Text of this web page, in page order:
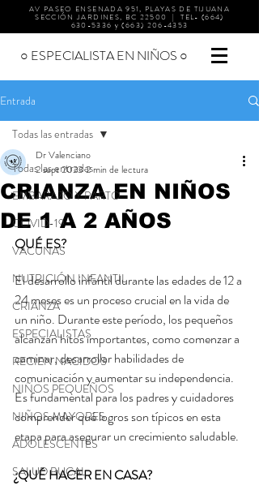
AV PASEO ENSENADA 951, PLAYAS DE TIJUANA
SECCIÓN JARDINES, BC 22500 | TEL- (664)
630-5336 y(663) 206-4353
○ ESPECIALISTA EN NIÑOS ○
Entrada
Todas las entradas
EMBARAZO Y PARTO
COVID-19
VACUNAS
NUTRICIÓN INFANTIL
CRIANZA
ESPECIALISTAS
RECIEN NACIDOS
NIÑOS PEQUEÑOS
NIÑOS MAYORES
ADOLESCENTES
SALUD BUCAL
Todas las entradas
CRIANZA EN NIÑOS
DE 1 A 2 AÑOS
Dr Valenciano
2 sept 20232 min de lectura
QUÉ ES?
El desarrollo infantil durante las edades de 12 a
24 meses es un proceso crucial en la vida de
un niño. Durante este período, los pequeños
alcanzan hitos importantes, como comenzar a
caminar, desarrollar habilidades de
comunicación y aumentar su independencia.
Es fundamental para los padres y cuidadores
comprender qué logros son típicos en esta
etapa para asegurar un crecimiento saludable.
¿QUÉ HACER EN CASA?